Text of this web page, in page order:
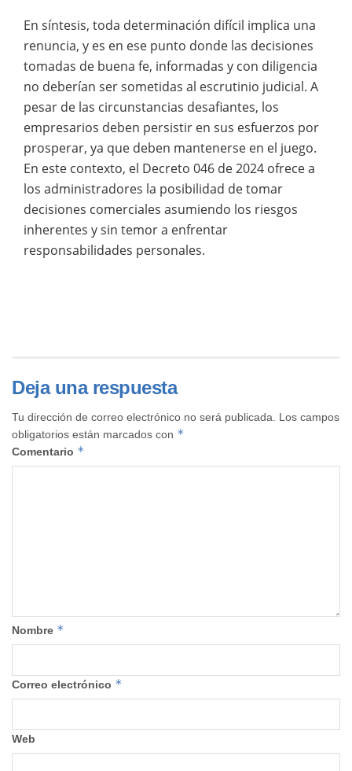
En síntesis, toda determinación difícil implica una
renuncia, y es en ese punto donde las decisiones
tomadas de buena fe, informadas y con diligencia
no deberían ser sometidas al escrutinio judicial. A
pesar de las circunstancias desafiantes, los
empresarios deben persistir en sus esfuerzos por
prosperar, ya que deben mantenerse en el juego.
En este contexto, el Decreto 046 de 2024 ofrece a
los administradores la posibilidad de tomar
decisiones comerciales asumiendo los riesgos
inherentes y sin temor a enfrentar
responsabilidades personales.
Deja una respuesta
Tu dirección de correo electrónico no será publicada.
Los campos
obligatorios están marcados con *
Comentario *
Nombre *
Correo electrónico *
Web